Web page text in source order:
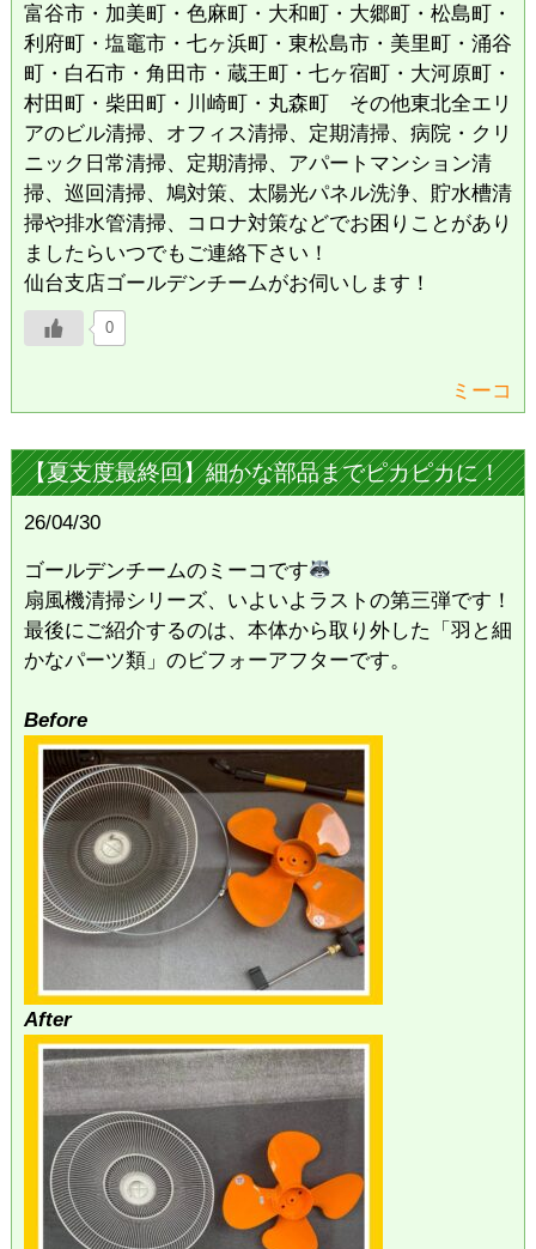
富谷市・加美町・色麻町・大和町・大郷町・松島町・
利府町・塩竈市・七ヶ浜町・東松島市・美里町・涌谷
町・白石市・角田市・蔵王町・七ヶ宿町・大河原町・
村田町・柴田町・川崎町・丸森町 その他東北全エリ
アのビル清掃、オフィス清掃、定期清掃、病院・クリ
ニック日常清掃、定期清掃、アパートマンション清
掃、巡回清掃、鳩対策、太陽光パネル洗浄、貯水槽清
掃や排水管清掃、コロナ対策などでお困りことがあり
ましたらいつでもご連絡下さい！
仙台支店ゴールデンチームがお伺いします！
0
ミーコ
【夏支度最終回】細かな部品までピカピカに！
26/04/30
ゴールデンチームのミーコです
扇風機清掃シリーズ、いよいよラストの第三弾です！
​最後にご紹介するのは、本体から取り外した「羽と細
かなパーツ類」のビフォーアフターです。
Before
After